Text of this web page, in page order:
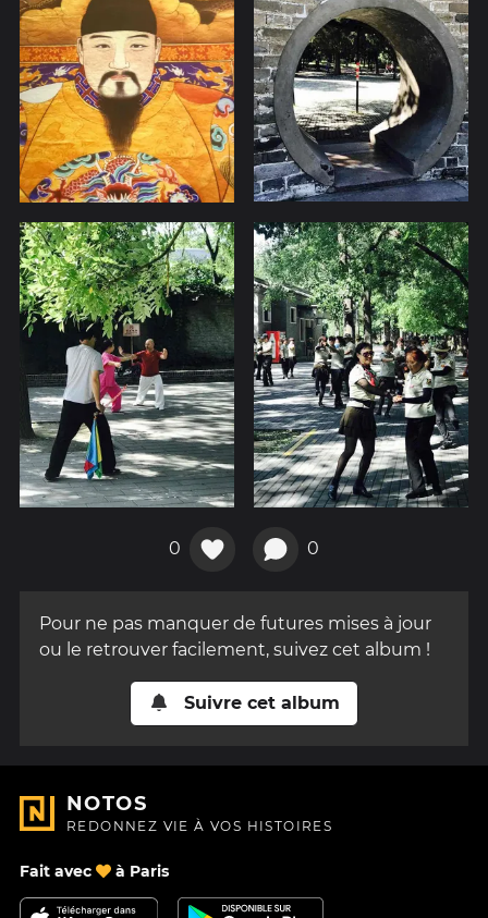
0 0
Pour ne pas manquer de futures mises à jour
ou le retrouver facilement, suivez cet album !
Suivre cet album
NOTOS
REDONNEZ VIE À VOS HISTOIRES
Fait avec à Paris